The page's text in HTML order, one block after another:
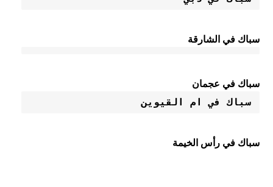
سباك في الشارقة
سباك في عجمان
سباك في ام القيوين
سباك في رأس الخيمة